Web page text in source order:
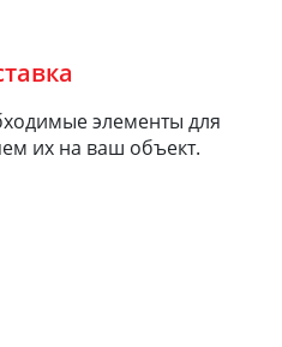
элементы для
их на ваш объект.